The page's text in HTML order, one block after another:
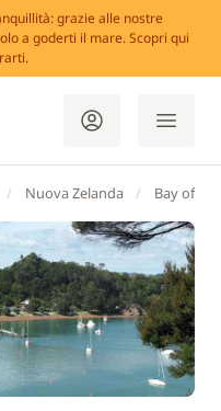
grazie alle nostre
a goderti il mare. Scopri qui
Nuova Zelanda Bay of